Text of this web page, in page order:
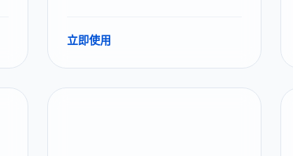
覽器本地完成。
立即使用